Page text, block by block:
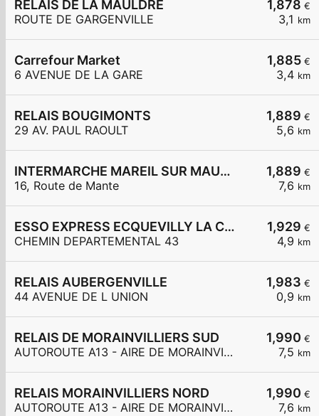
1,878 €
3,1 km
RELAIS DE LA MAULDRE
ROUTE DE GARGENVILLE
1,885 €
3,4 km
Carrefour Market
6 AVENUE DE LA GARE
1,889 €
5,6 km
RELAIS BOUGIMONTS
29 AV. PAUL RAOULT
1,889 €
7,6 km
INTERMARCHE MAREIL SUR MAULDRE
16, Route de Mante
1,929 €
4,9 km
ESSO EXPRESS ECQUEVILLY LA CHAMOISERIE
CHEMIN DEPARTEMENTAL 43
1,983 €
0,9 km
RELAIS AUBERGENVILLE
44 AVENUE DE L UNION
1,990 €
7,5 km
RELAIS DE MORAINVILLIERS SUD
AUTOROUTE A13 - AIRE DE MORAINVILLIERS SUD
1,990 €
7,6 km
RELAIS MORAINVILLIERS NORD
AUTOROUTE A13 - AIRE DE MORAINVILLIERS NORD